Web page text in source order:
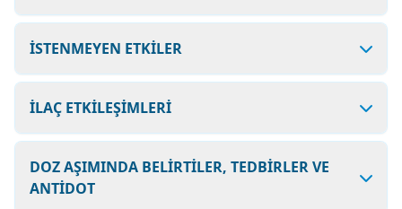
İSTENMEYEN ETKİLER
İLAÇ ETKİLEŞİMLERİ
DOZ AŞIMINDA BELİRTİLER, TEDBİRLER VE
ANTİDOT